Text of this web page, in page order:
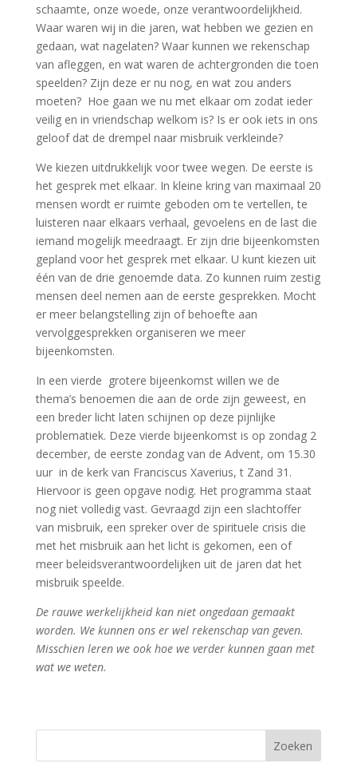
schaamte, onze woede, onze verantwoordelijkheid.
Waar waren wij in die jaren, wat hebben we gezien en
gedaan, wat nagelaten? Waar kunnen we rekenschap
van afleggen, en wat waren de achtergronden die toen
speelden? Zijn deze er nu nog, en wat zou anders
moeten? Hoe gaan we nu met elkaar om zodat ieder
veilig en in vriendschap welkom is? Is er ook iets in ons
geloof dat de drempel naar misbruik verkleinde?
We kiezen uitdrukkelijk voor twee wegen. De eerste is
het gesprek met elkaar. In kleine kring van maximaal 20
mensen wordt er ruimte geboden om te vertellen, te
luisteren naar elkaars verhaal, gevoelens en de last die
iemand mogelijk meedraagt. Er zijn drie bijeenkomsten
gepland voor het gesprek met elkaar. U kunt kiezen uit
één van de drie genoemde data. Zo kunnen ruim zestig
mensen deel nemen aan de eerste gesprekken. Mocht
er meer belangstelling zijn of behoefte aan
vervolggesprekken organiseren we meer
bijeenkomsten.
In een vierde grotere bijeenkomst willen we de
thema’s benoemen die aan de orde zijn geweest, en
een breder licht laten schijnen op deze pijnlijke
problematiek. Deze vierde bijeenkomst is op zondag 2
december, de eerste zondag van de Advent, om 15.30
uur in de kerk van Franciscus Xaverius, t Zand 31.
Hiervoor is geen opgave nodig. Het programma staat
nog niet volledig vast. Gevraagd zijn een slachtoffer
van misbruik, een spreker over de spirituele crisis die
met het misbruik aan het licht is gekomen, een of
meer beleidsverantwoordelijken uit de jaren dat het
misbruik speelde.
De rauwe werkelijkheid kan niet ongedaan gemaakt
worden. We kunnen ons er wel rekenschap van geven.
Misschien leren we ook hoe we verder kunnen gaan met
wat we weten.